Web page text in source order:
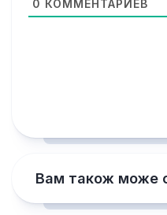
0 КОММЕНТАРИЕВ
Вам також може